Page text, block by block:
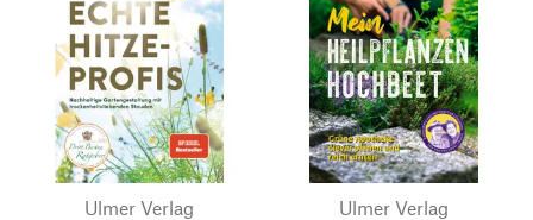
Ulmer Verlag
Ulmer Verlag